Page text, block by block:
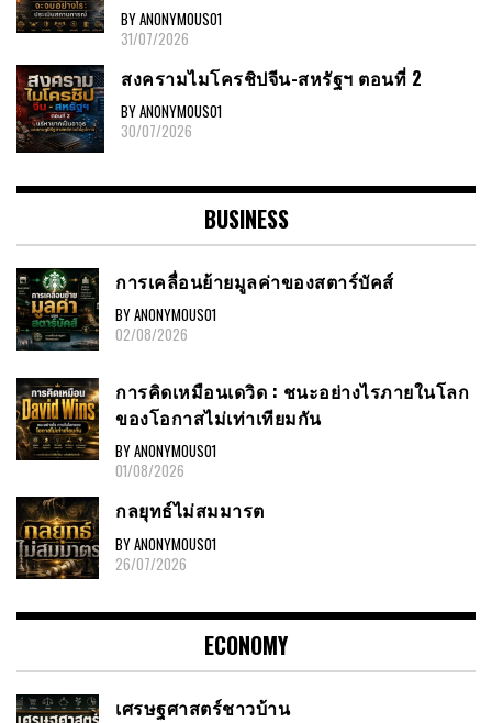
BY ANONYMOUS01
31/07/2026
สงครามไมโครชิปจีน-สหรัฐฯ ตอนที่ 2
BY ANONYMOUS01
30/07/2026
BUSINESS
การเคลื่อนย้ายมูลค่าของสตาร์บัคส์
BY ANONYMOUS01
02/08/2026
การคิดเหมือนเดวิด : ชนะอย่างไรภายในโลก
ของโอกาสไม่เท่าเทียมกัน
BY ANONYMOUS01
01/08/2026
กลยุทธ์ไม่สมมารต
BY ANONYMOUS01
26/07/2026
ECONOMY
เศรษฐศาสตร์ชาวบ้าน